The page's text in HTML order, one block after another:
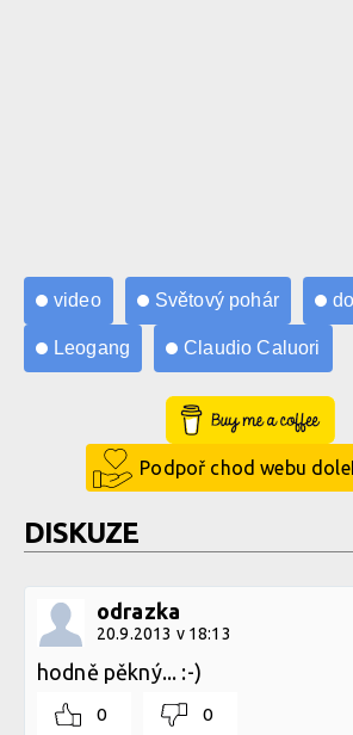
video Světový pohár
Leogang Claudio Caluori
Buy Me a Coffee
Podpoř chod webu
DISKUZE
odrazka
20.9.2013 v 18:13
hodně pěkný... :-)
0 0